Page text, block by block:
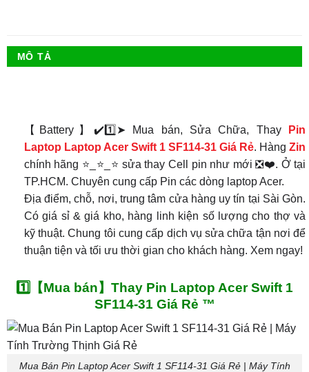
MÔ TẢ
【Battery】✔️1️⃣➤ Mua bán, Sửa Chữa, ThayPin
Laptop Laptop Acer Swift 1 SF114-31 Giá Rẻ. HàngZin
chính hãng ⭐_⭐_⭐ sửa thay Cell pin như mới ❎❤️. Ở tại
TP.HCM. Chuyên cung cấp Pin các dòng laptop Acer.
Địa điểm, chỗ, nơi, trung tâm cửa hàng uy tín tại Sài Gòn.
Có giá sỉ & giá kho, hàng linh kiện số lượng cho thợ và
kỹ thuật. Chung tôi cung cấp dịch vụ sửa chữa tận nơi để
thuận tiện và tối ưu thời gian cho khách hàng. Xem ngay!
1️⃣【Mua bán】Thay Pin Laptop Acer Swift 1
SF114-31 Giá Rẻ ™
Mua Bán Pin Laptop Acer Swift 1 SF114-31 Giá Rẻ | Máy Tính